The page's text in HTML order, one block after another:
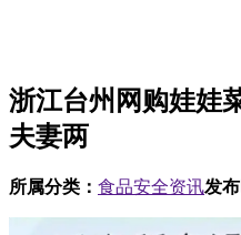
浙江台州网购娃娃
夫妻两
所属分类： 食品安全资讯发布